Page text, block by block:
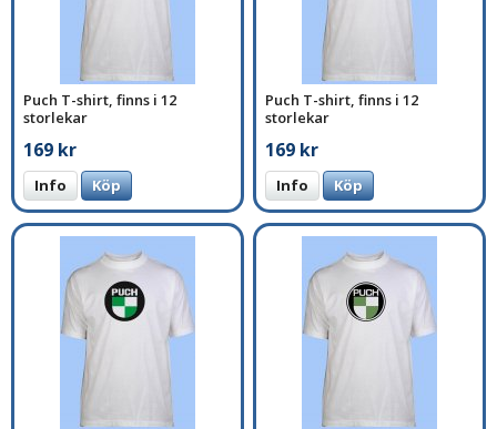
Puch T-shirt, finns i 12
storlekar
169 kr
Info Köp
Puch T-shirt, finns i 12
storlekar
169 kr
Info Köp